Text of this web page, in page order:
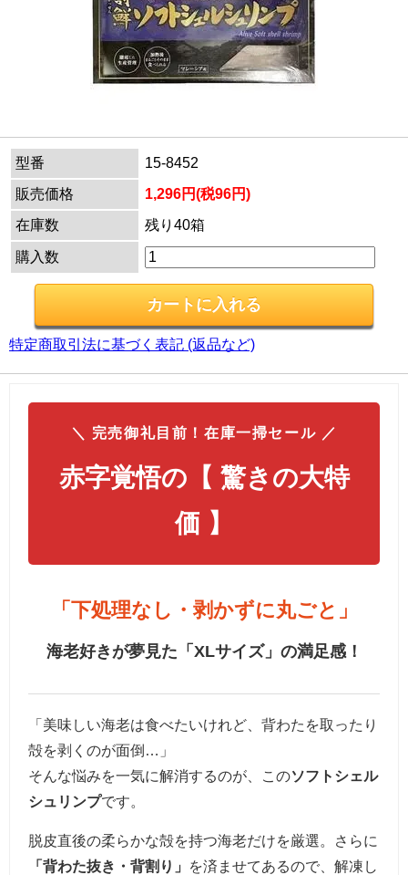
型番
15-8452
販売価格
1,296円(税96円)
在庫数
残り40箱
購入数
特定商取引法に基づく表記 (返品など)
＼ 完売御礼目前！在庫一掃セール ／
赤字覚悟の【 驚きの大特
価 】
「下処理なし・剥かずに丸ごと」
海老好きが夢見た「XLサイズ」の満足感！
「美味しい海老は食べたいけれど、背わたを取ったり
殻を剥くのが面倒…」
そんな悩みを一気に解消するのが、このソフトシェル
シュリンプです。
脱皮直後の柔らかな殻を持つ海老だけを厳選。さらに
「背わた抜き・背割り」
を済ませてあるので、解凍し